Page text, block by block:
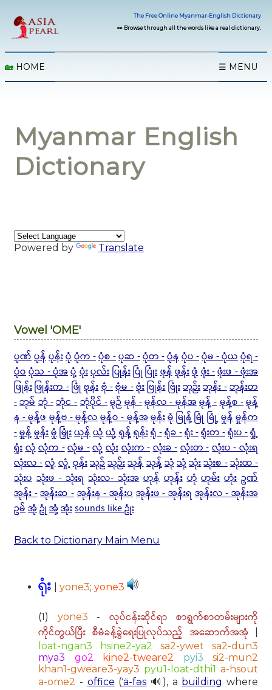
The Free Online Myanmar-English Dictionary
👀 Browse through all the words like a real dictionary.
🏡 HOME ☰ MENU
Myanmar English
Dictionary
Powered by Translate
Vowel 'OME'
ပုဏ်ပုန်ပုန်းပုံပုံက -ပုံစ -ပုဆ -ပုံတ -ပုံနပုံပ -ပုံမ - ပုံယပုံရ -
ပုံဝပုံသ - ပုံအပုံ့ပုံးပုလ်းပြုန်းပြုံ ပြုံးဖုန်ဖုန်းဖုံဖုံး -ဖုံးဖ - ဖုံးအ
ဖြုန်းဖြုန်းက -ဖြုံ ဗုန်းဗုံ -ဗုံမ -ဗုံးဗြုန်းဗြုံးဘုဉ်းဘုန်း -ဘုန်းတ
-ဘုမ်ဘုံ -ဘုံင -ဘုံပိုင် -မုဉ်မုန် -မုန်လ - မုန်အမုန့် -မုန့်စ -မုန့်
န - မုန့်ဖမုန့်ဗ - မုန့်လမုန့်ဝ - မုန့်အမုန်းမုံမြုန့်မြုံမြုံ့မှုန်မှုန်က
-မှုန့်မှုန်းမှုံမြှုံးယုန်ယုံယုံ့ရုန့်ရုန်းရုံ -ရုံခ -ရုံး -ရုံးတ -ရုံးပ -ရှုံ့
ရှုံးလုံလုံက -လုံမ -လုံ့ လုံးလုံးက -လုံးခ -လုံးတ -လုံးပ - လုံးရ
လုံးလ -လှုံလှုံ့ဝုန်းသုဉ်သုဉ်းသုန်သုန့်သုံသုံ့သုံးသုံးစ -သုံးထ -
သုံးပ သုံးဖ - သုံးရ သုံးလ- သုံးအ ဟုန် ဟုန်း ဟုံ ဟုမ်း ဟုံး ဥဏ်
အုန်း -အုန်းဆ -အုန်းန - အုန်းပအုန်းဖ - အုန်းရ အုန်းလ - အုန်းအ
ဥမ်အုံဥုံ အုံ့အုံးsounds like ဥုံး
Back to Dictionary Main Menu
ရုံး yone3; yone3
(1) yone3 - လုပ်ငန်းဆိုင်ရာ စာရွက်စာတမ်းများကို
ကိုင်တွယ်ပြီး စီမံခန့်ခွဲရေးပြုလုပ်သည့် အဆောက်အအုံ
loat-ngan3 hsine2-ya2
sa2-ywet sa2-dun3
mya3
go2 kine2-tweare2 pyi3
si2-mun2
khan1-gweare3-yay3 pyu1-loat-dthi1 a-hsout
a-ome2 - office (ˈä-fəs 🔊), a building where